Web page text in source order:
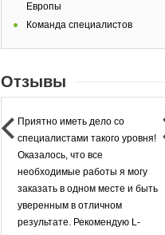
Европы
Команда специалистов
Отзывы
Приятно иметь дело со
специалистами такого уровня!
Оказалось, что все
необходимые работы я могу
заказать в одном месте и быть
уверенным в отличном
результате. Рекомендую L-